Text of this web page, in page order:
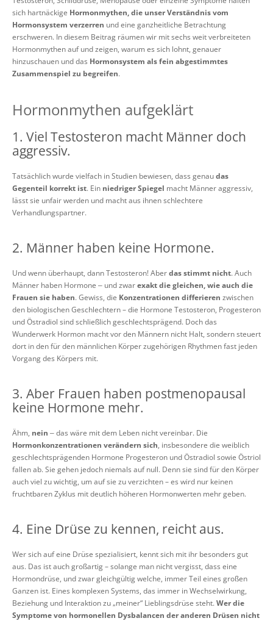
sich hartnäckige Hormonmythen, die unser Verständnis vom
Hormonsystem verzerren und eine ganzheitliche Betrachtung
erschweren. In diesem Beitrag räumen wir mit sechs weit verbreiteten
Hormonmythen auf und zeigen, warum es sich lohnt, genauer
hinzuschauen und das Hormonsystem als fein abgestimmtes
Zusammenspiel zu begreifen.
Hormonmythen aufgeklärt
1. Viel Testosteron macht Männer doch
aggressiv.
Tatsächlich wurde vielfach in Studien bewiesen, dass genaudas
Gegenteil korrekt ist. Ein niedriger Spiegel macht Männer aggressiv,
lässt sie unfair werden und macht aus ihnen schlechtere
Verhandlungspartner.
2. Männer haben keine Hormone.
Und wenn überhaupt, dann Testosteron! Aberdas stimmt nicht. Auch
Männer haben Hormone ‒ und zwarexakt die gleichen, wie auch die
Frauen sie haben. Gewiss, die Konzentrationen differieren zwischen
den biologischen Geschlechtern – die Hormone Testosteron, Progesteron
und Östradiol sind schließlich geschlechtsprägend. Doch das
Wunderwerk Hormon macht vor den Männern nicht Halt, sondern steuert
dort in den für den männlichen Körper zugehörigen Rhythmen fast jeden
Vorgang des Körpers mit.
3. Aber Frauen haben postmenopausal
keine Hormone mehr.
Ähm, nein ‒ das wäre mit dem Leben nicht vereinbar. Die
Hormonkonzentrationen verändern sich, insbesondere die weiblich
geschlechtsprägenden Hormone Progesteron und Östradiol sowie Östriol
fallen ab. Sie gehen jedoch niemals auf null. Denn sie sind für den Körper
auch viel zu wichtig, um auf sie zu verzichten – es wird nur keinen
fruchtbaren Zyklus mit deutlich höheren Hormonwerten mehr geben.
4. Eine Drüse zu kennen, reicht aus.
Wer sich auf eine Drüse spezialisiert, kennt sich mit ihr besonders gut
aus. Das ist auch großartig – solange man nicht vergisst, dass eine
Hormondrüse, und zwar gleichgültig welche, immer Teil eines großen
Ganzen ist. Eines komplexen Systems, das immer in Wechselwirkung,
Beziehung und Interaktion zu „meiner“ Lieblingsdrüse steht.Wer die
Symptome von hormonellen Dysbalancen der anderen Drüsen nicht